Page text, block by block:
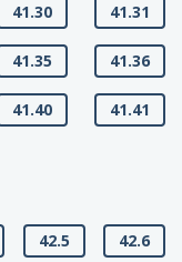
41.30 41.31
41.35 41.36
41.40 41.41
42.5 42.6